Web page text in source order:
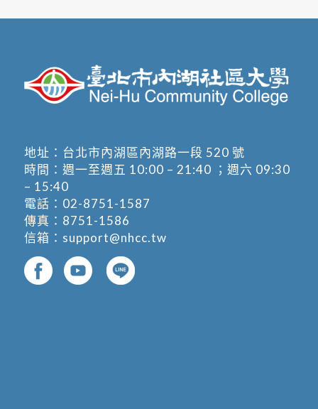
地址： 台北市內湖區內湖路一段 520 號
時間：週一至週五 10:00 – 21:40 ；週六 09:30
– 15:40
電話： 02-8751-1587
傳真：8751-1586
信箱： support@nhcc.tw